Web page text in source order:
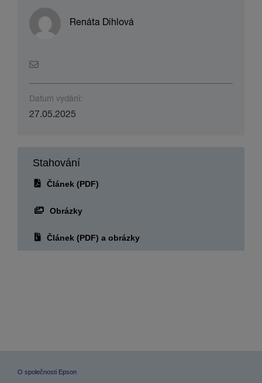
Renáta Dihlová
Datum vydání:
27.05.2025
Stahování
Článek (PDF)
Obrázky
Článek (PDF) a obrázky
O společnosti Epson